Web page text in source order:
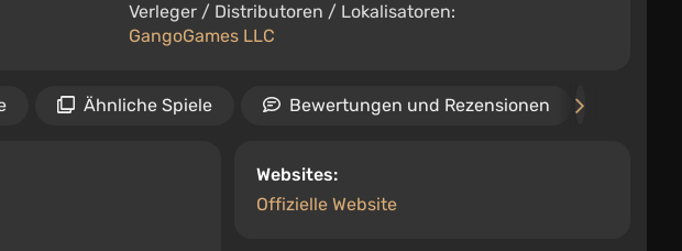
Verleger / Distributoren / Lokalisatoren:
GangoGames LLC
Ähnliche Spiele Bewertungen und Rezensionen
Websites:
Offizielle Website